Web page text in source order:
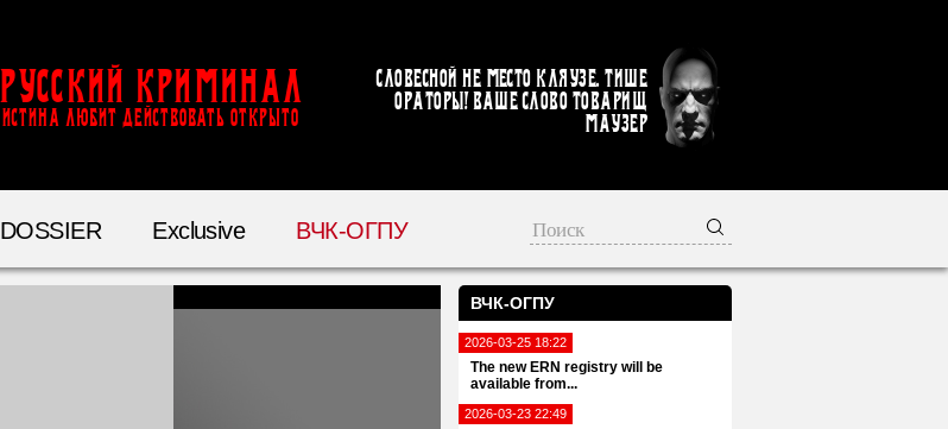
Русский Криминал
ИСТИНА ЛЮБИТ ДЕЙСТВОВАТЬ ОТКРЫТО
Словесной не место кляузе. Тише
ораторы! Ваше слово товарищ
Маузер
DOSSIER Exclusive ВЧК-ОГПУ
ВЧК-ОГПУ
2026-03-25 18:22
The new ERN registry will be
available from...
2026-03-23 22:49